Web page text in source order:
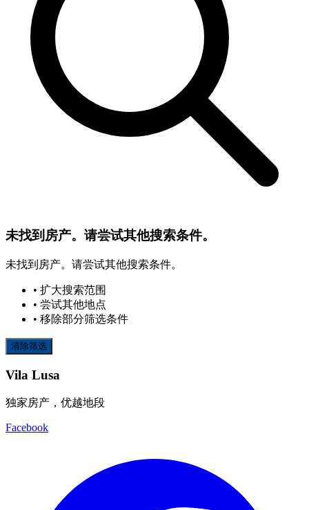
未找到房产。请尝试其他搜索条件。
未找到房产。请尝试其他搜索条件。
• 扩大搜索范围
• 尝试其他地点
• 移除部分筛选条件
清除筛选
Vila Lusa
独家房产，优越地段
Facebook